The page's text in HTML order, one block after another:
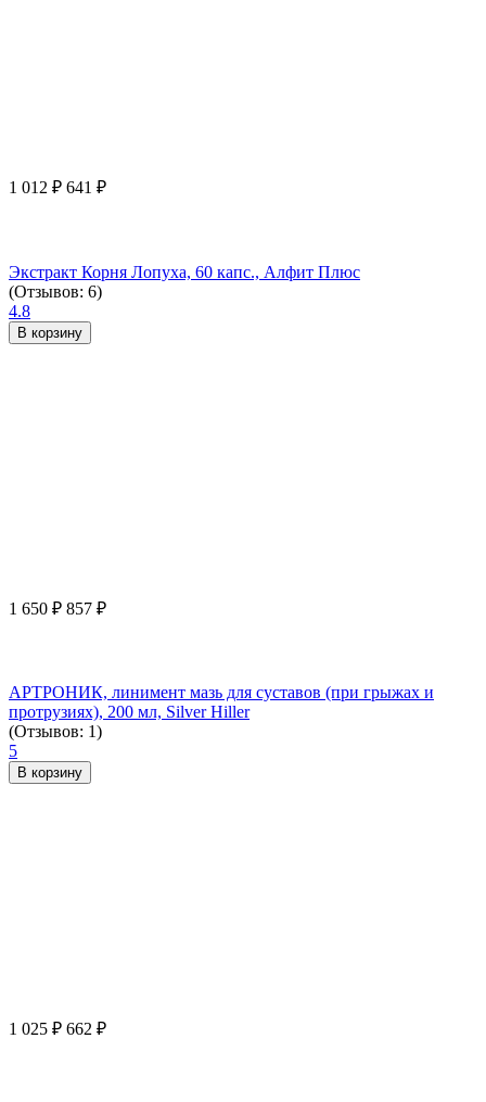
1 012 ₽ 641 ₽
Экстракт Корня Лопуха, 60 капс., Алфит Плюс
(Отзывов: 6)
4.8
В корзину
1 650 ₽ 857 ₽
АРТРОНИК, линимент мазь для суставов (при грыжах и
протрузиях), 200 мл, Silver Hiller
(Отзывов: 1)
5
В корзину
1 025 ₽ 662 ₽